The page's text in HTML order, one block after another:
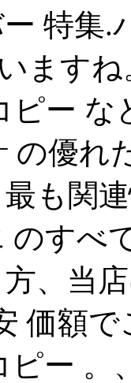
特集.
ます
ピー
の優れ
も関
のすべ
、当
価額
ピー 。